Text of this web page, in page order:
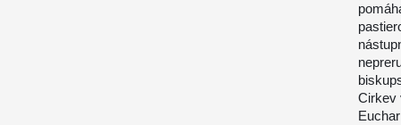
Cirkev